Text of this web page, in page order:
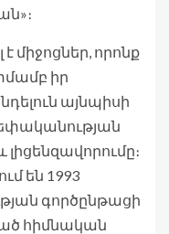
միջոցներ, որոնք
իր
այնպիսի
են 1993
գործընթացի
հիմնական